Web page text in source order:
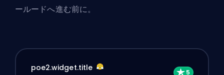
ールードへ進む前に。
poe2.widget.title